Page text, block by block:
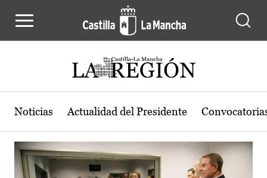
Actualidad de la región de Castilla-
Noticias Actualidad del Presidente